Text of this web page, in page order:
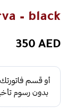
– black
350AED